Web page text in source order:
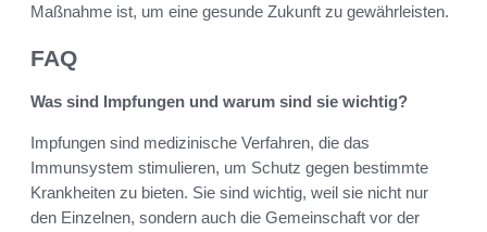
Maßnahme ist, um eine gesunde Zukunft zu gewährleisten.
FAQ
Was sind Impfungen und warum sind sie wichtig?
Impfungen sind medizinische Verfahren, die das
Immunsystem stimulieren, um Schutz gegen bestimmte
Krankheiten zu bieten. Sie sind wichtig, weil sie nicht nur
den Einzelnen, sondern auch die Gemeinschaft vor der